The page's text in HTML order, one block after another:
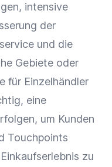
intensive
der
und die
Gebiete oder
für Einzelhändler
eine
um Kunden
Touchpoints
Einkaufserlebnis zu